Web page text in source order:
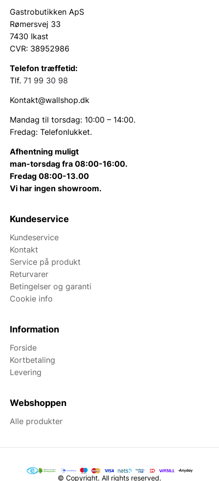
Gastrobutikken ApS
Rømersvej 33
7430 Ikast
CVR: 38952986
Telefon træffetid:
Tlf. 71 99 30 98
Kontakt@wallshop.dk
Mandag til torsdag: 10:00 – 14:00.
Fredag: Telefonlukket.
Afhentning muligt
man-torsdag fra 08:00-16:00.
Fredag 08:00-13.00
Vi har ingen showroom.
Kundeservice
Kundeservice
Kontakt
Service på produkt
Returvarer
Betingelser og garanti
Cookie info
Information
Forside
Kortbetaling
Levering
Webshoppen
Alle produkter
© Copyright. All rights reserved.